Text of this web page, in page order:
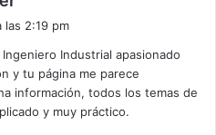
e
:
las 2:19 pm
Ingeniero Industrial apasionado
y tu página me parece
información, todos los temas de
y muy práctico.